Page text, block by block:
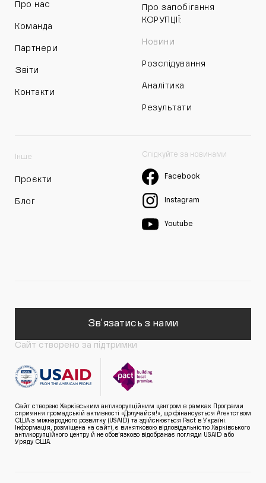
Про нас
Команда
Партнери
Звіти
Контакти
Про запобігання
КОРУПЦІЇ:
Новини
Розслідування
Аналітика
Результати
Інше
Проєкти
Блог
Слідкуйте за новинами
Facebook
Instagram
Youtube
Зв'язатись з нами
Сайт створено за підтримки
Сайт створено Харківським антикорупційним центром в рамках Програми
сприяння громадській активності «Долучайся!», що фінансується Агентством
США з міжнародного розвитку (USAID) та здійснюється Pact в Україні.
Інформація, розміщена на сайті, є винятковою відповідальністю Харківського
антикорупційного центру й не обов’язково відображає погляди USAID або
Уряду США.